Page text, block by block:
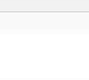
・提供に際して、